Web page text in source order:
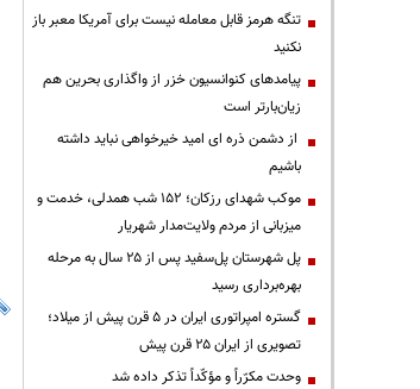
تنگه هرمز قابل معامله نیست برای آمریکا معبر باز
نکنید
پیامدهای کنوانسیون خزر از واگذاری بحرین هم
زیان‌بارتر است
از دشمن ذره ای امید خیرخواهی نباید داشته
باشیم
موکب شهدای رزکان؛ ۱۵۲ شب همدلی، خدمت و
میزبانی از مردم ولایت‌مدار شهریار
پل شهرستان پل‌سفید پس از ۲۵ سال به مرحله
بهره‌برداری رسید
گستره امپراتوری ایران در ۵ قرن پیش از میلاد؛
تصویری از ایران ۲۵ قرن پیش
وحدت مکرّراً و مؤکّداً تذکر داده شد